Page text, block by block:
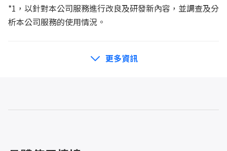
*1，以針對本公司服務進行改良及研發新內容，並調查及分
析本公司服務的使用情況。
更多資訊